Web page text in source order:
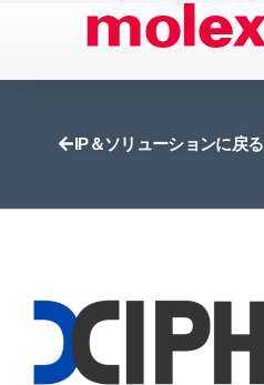
IP＆ソリューションに戻る